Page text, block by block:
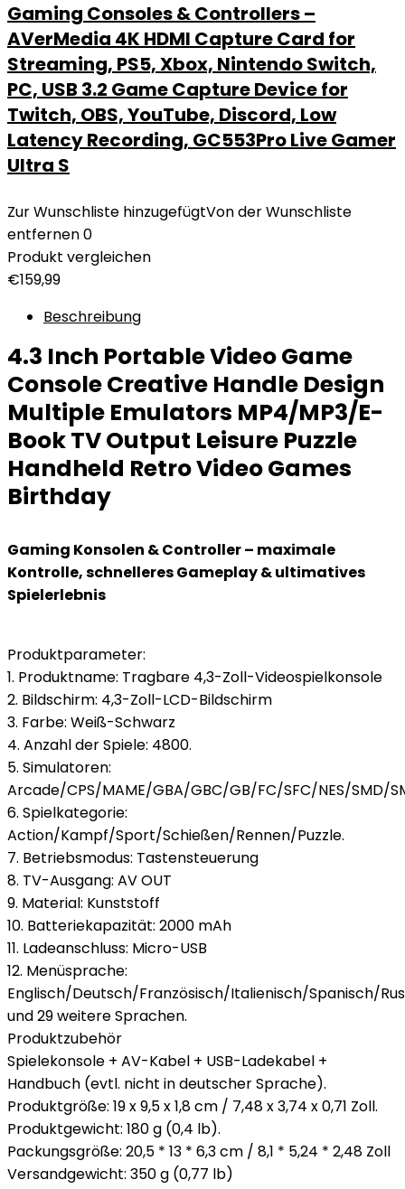
Gaming Consoles & Controllers –
AVerMedia 4K HDMI Capture Card for
Streaming, PS5, Xbox, Nintendo Switch,
PC, USB 3.2 Game Capture Device for
Twitch, OBS, YouTube, Discord, Low
Latency Recording, GC553Pro Live Gamer
Ultra S
Zur Wunschliste hinzugefügtVon der Wunschliste
entfernen0
Produkt vergleichen
€159,99
Beschreibung
4.3 Inch Portable Video Game
Console Creative Handle Design
Multiple Emulators MP4/MP3/E-
Book TV Output Leisure Puzzle
Handheld Retro Video Games
Birthday
Gaming Konsolen & Controller – maximale
Kontrolle, schnelleres Gameplay & ultimatives
Spielerlebnis
Produktparameter:
1. Produktname: Tragbare 4,3-Zoll-Videospielkonsole
2. Bildschirm: 4,3-Zoll-LCD-Bildschirm
3. Farbe: Weiß-Schwarz
4. Anzahl der Spiele: 4800.
5. Simulatoren:
Arcade/CPS/MAME/GBA/GBC/GB/FC/SFC/NES/SMD/
6. Spielkategorie:
Action/Kampf/Sport/Schießen/Rennen/Puzzle.
7. Betriebsmodus: Tastensteuerung
8. TV-Ausgang: AV OUT
9. Material: Kunststoff
10. Batteriekapazität: 2000 mAh
11. Ladeanschluss: Micro-USB
12. Menüsprache:
Englisch/Deutsch/Französisch/Italienisch/Spanisch/
und 29 weitere Sprachen.
Produktzubehör
Spielekonsole + AV-Kabel + USB-Ladekabel +
Handbuch (evtl. nicht in deutscher Sprache).
Produktgröße: 19 x 9,5 x 1,8 cm / 7,48 x 3,74 x 0,71 Zoll.
Produktgewicht: 180 g (0,4 lb).
Packungsgröße: 20,5 * 13 * 6,3 cm / 8,1 * 5,24 * 2,48 Zoll
Versandgewicht: 350 g (0,77 lb)